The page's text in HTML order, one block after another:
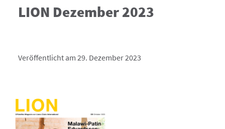
LION Dezember 2023
Veröffentlicht am 29. Dezember 2023